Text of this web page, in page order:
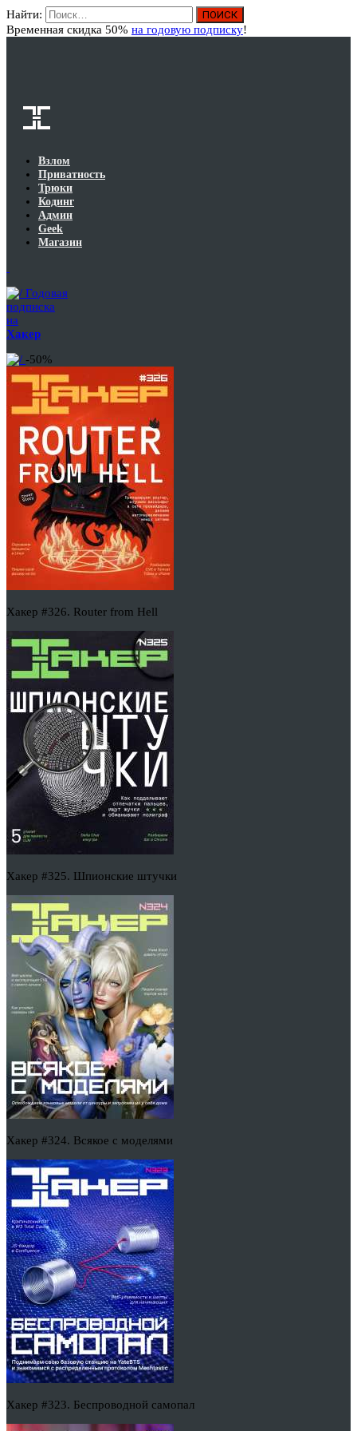
Найти:
Временная скидка 50% на годовую подписку!
Взлом
Приватность
Трюки
Кодинг
Админ
Geek
Магазин
Годовая
подписка
на
Хакер
-50%
Хакер #326. Router from Hell
Хакер #325. Шпионские штучки
Хакер #324. Всякое с моделями
Хакер #323. Беспроводной самопал